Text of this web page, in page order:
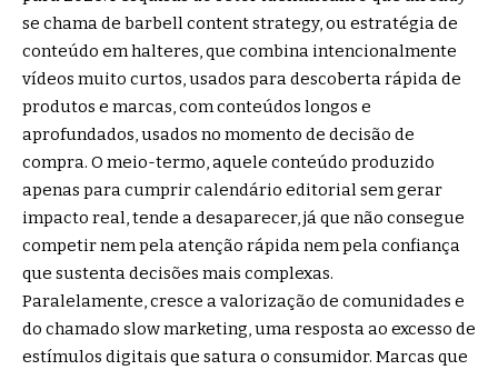
se chama de barbell content strategy, ou estratégia de
conteúdo em halteres, que combina intencionalmente
vídeos muito curtos, usados para descoberta rápida de
produtos e marcas, com conteúdos longos e
aprofundados, usados no momento de decisão de
compra. O meio-termo, aquele conteúdo produzido
apenas para cumprir calendário editorial sem gerar
impacto real, tende a desaparecer, já que não consegue
competir nem pela atenção rápida nem pela confiança
que sustenta decisões mais complexas.
Paralelamente, cresce a valorização de comunidades e
do chamado slow marketing, uma resposta ao excesso de
estímulos digitais que satura o consumidor. Marcas que